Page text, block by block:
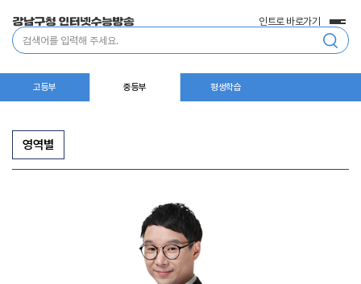
통
합
색
인트로 바로가기
전
체
메
고등부 중등부 평생학습
영역별